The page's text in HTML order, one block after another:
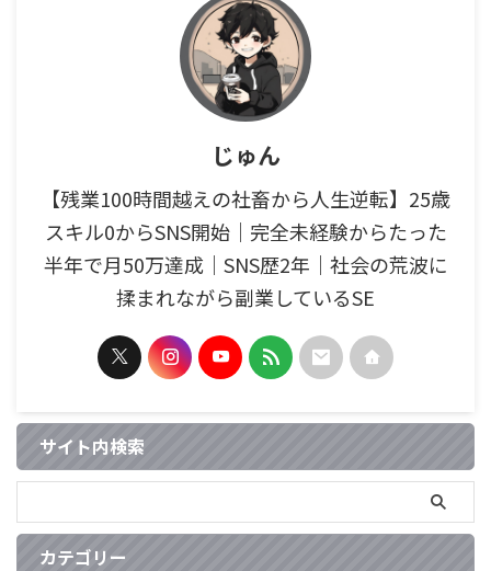
じゅん
【残業100時間越えの社畜から人生逆転】25歳
スキル0からSNS開始｜完全未経験からたった
半年で月50万達成｜SNS歴2年｜社会の荒波に
揉まれながら副業しているSE
サイト内検索
カテゴリー